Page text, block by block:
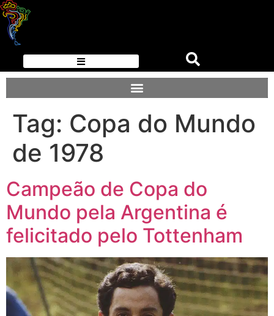
Tag: Copa do Mundo
de 1978
Campeão de Copa do
Mundo pela Argentina é
felicitado pelo Tottenham